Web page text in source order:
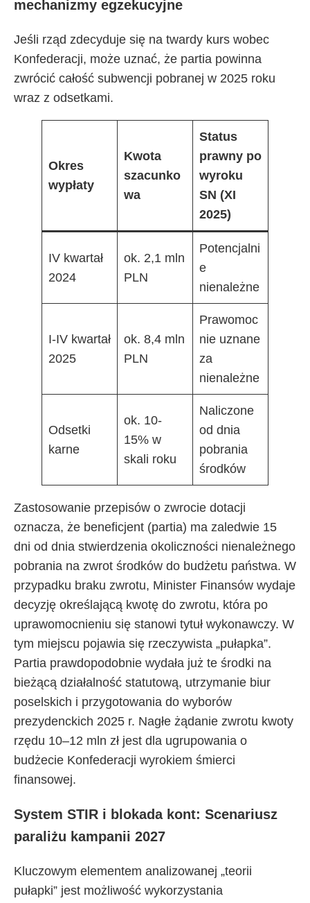
mechanizmy egzekucyjne
Jeśli rząd zdecyduje się na twardy kurs wobec
Konfederacji, może uznać, że partia powinna
zwrócić całość subwencji pobranej w 2025 roku
wraz z odsetkami.
Okres
wypłaty
Kwota
szacunko
wa
Status
prawny po
wyroku
SN (XI
2025)
IV kwartał
2024
ok. 2,1 mln
PLN
Potencjalni
e
nienależne
I-IV kwartał
2025
ok. 8,4 mln
PLN
Prawomoc
nie uznane
za
nienależne
Odsetki
karne
ok. 10-
15% w
skali roku
Naliczone
od dnia
pobrania
środków
Zastosowanie przepisów o zwrocie dotacji
oznacza, że beneficjent (partia) ma zaledwie 15
dni od dnia stwierdzenia okoliczności nienależnego
pobrania na zwrot środków do budżetu państwa. W
przypadku braku zwrotu, Minister Finansów wydaje
decyzję określającą kwotę do zwrotu, która po
uprawomocnieniu się stanowi tytuł wykonawczy. W
tym miejscu pojawia się rzeczywista „pułapka”.
Partia prawdopodobnie wydała już te środki na
bieżącą działalność statutową, utrzymanie biur
poselskich i przygotowania do wyborów
prezydenckich 2025 r. Nagłe żądanie zwrotu kwoty
rzędu 10–12 mln zł jest dla ugrupowania o
budżecie Konfederacji wyrokiem śmierci
finansowej.
System STIR i blokada kont: Scenariusz
paraliżu kampanii 2027
Kluczowym elementem analizowanej „teorii
pułapki” jest możliwość wykorzystania